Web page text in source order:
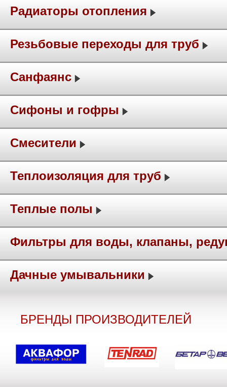
Радиаторы отопления
Резьбовые переходы для труб
Санфаянс
Сифоны и гофры
Смесители
Теплоизоляция для труб
Теплые полы
Фильтры для воды, клапаны,
Дачные умывальники
БРЕНДЫ ПРОИЗВОДИТЕЛЕЙ